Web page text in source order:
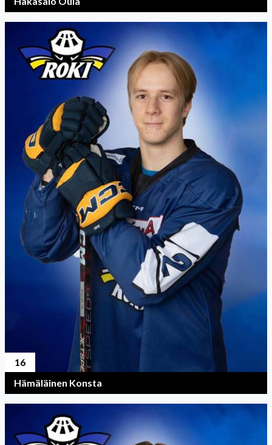
16
Hämäläinen Konsta